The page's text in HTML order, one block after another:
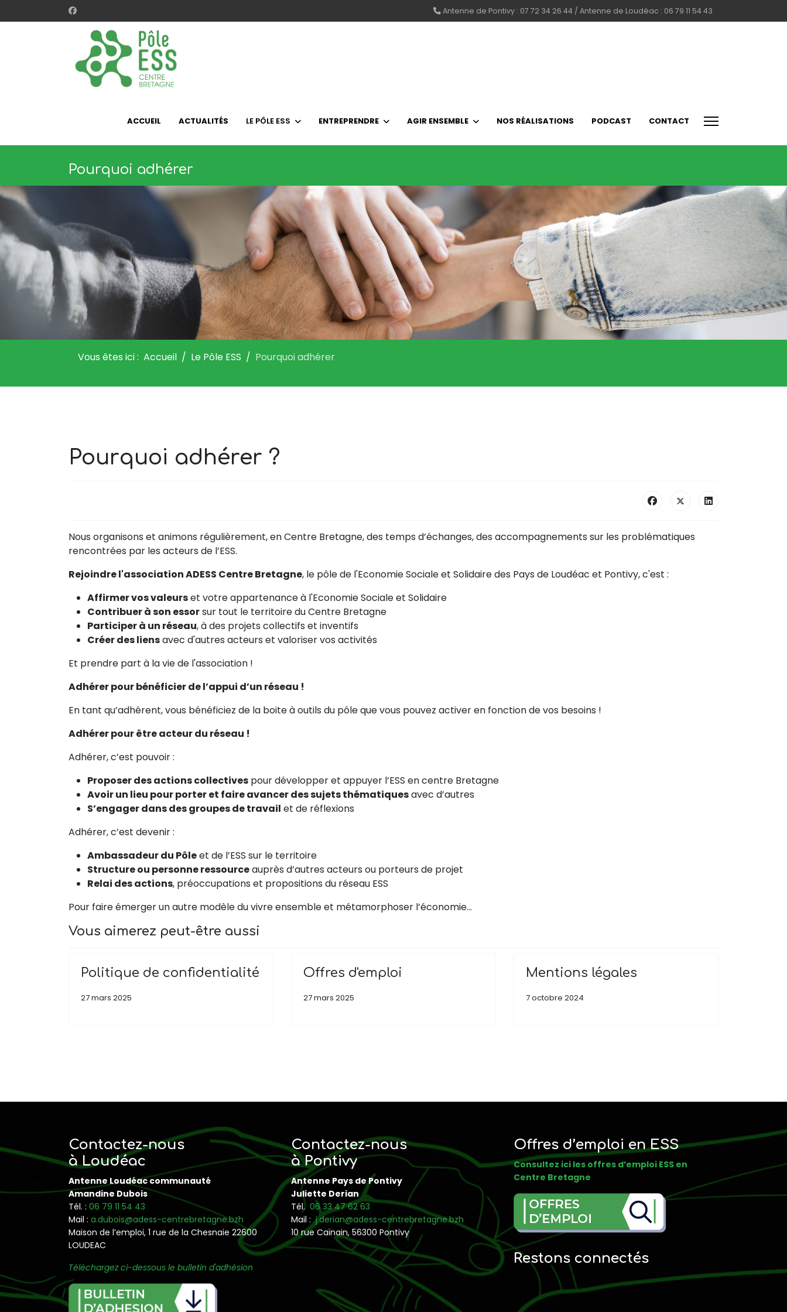
Antenne de Pontivy : 07 72 34 26 44 / Antenne de Loudéac : 06 79 11 54 43
ACCUEIL ACTUALITÉS LE PÔLE ESS ENTREPRENDRE AGIR ENSEMBLE NOS RÉALISATIONS PODCAST CONTACT
Pourquoi adhérer
Vous êtes ici : Accueil Le Pôle ESS Pourquoi adhérer
Pourquoi adhérer ?
Nous organisons et animons régulièrement, en Centre Bretagne, des temps d’échanges, des accompagnements sur les problématiques
rencontrées par les acteurs de l’ESS.
Rejoindre l'association ADESS Centre Bretagne, le pôle de l'Economie Sociale et Solidaire des Pays de Loudéac et Pontivy, c'est :
Affirmer vos valeurset votre appartenance à l'Economie Sociale et Solidaire
Contribuer à son essorsur tout le territoire du Centre Bretagne
Participer à un réseau, à des projets collectifs et inventifs
Créer des liensavec d'autres acteurs et valoriser vos activités
Et prendre part à la vie de l'association !
Adhérer pour bénéficier de l’appui d’un réseau !
En tant qu’adhérent, vous bénéficiez de la boite à outils du pôle que vous pouvez activer en fonction de vos besoins !
Adhérer pour être acteur du réseau !
Adhérer, c’est pouvoir :
Proposer des actions collectives pour développer et appuyer l’ESS en centre Bretagne
Avoir un lieu pour porter et faire avancer des sujets thématiquesavec d’autres
S’engager dans des groupes de travail et de réflexions
Adhérer, c’est devenir :
Ambassadeur du Pôleet de l’ESS sur le territoire
Structure ou personne ressourceauprès d’autres acteurs ou porteurs de projet
Relai des actions, préoccupations et propositions du réseau ESS
Pour faire émerger un autre modèle du vivre ensemble et métamorphoser l’économie…
Vous aimerez peut-être aussi
Politique de confidentialité
27 mars 2025
Offres d'emploi
27 mars 2025
Mentions légales
7 octobre 2024
Contactez-nous
à Loudéac
Antenne Loudéac communauté
Amandine Dubois
Tél. : 06 79 11 54 43
Mail : a.dubois@adess-centrebretagne.bzh
Maison de l’emploi, 1 rue de la Chesnaie 22600
LOUDEAC
Téléchargez ci-dessous le bulletin d'adhésion
Contactez-nous
à Pontivy
Antenne Pays de Pontivy
Juliette Derian
Tél. 06 33 47 62 63
Mail :j.derian@adess-centrebretagne.bzh
10 rue Caïnain, 56300 Pontivy
Offres d’emploi en ESS
Consultez ici les offres d’emploi ESS en
Centre Bretagne
Restons connectés